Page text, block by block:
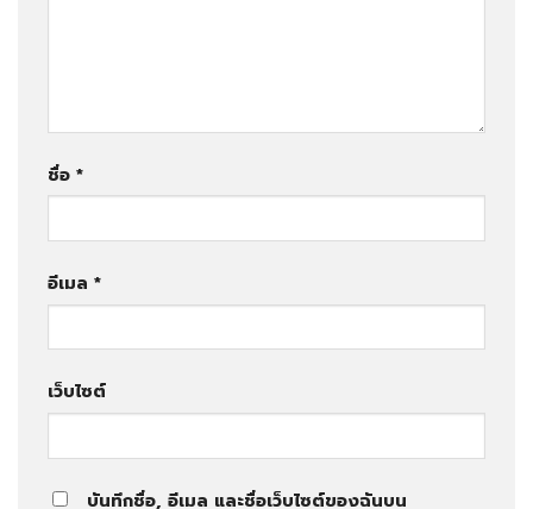
ชื่อ *
อีเมล *
เว็บไซต์
บันทึกชื่อ, อีเมล และชื่อเว็บไซต์ของฉันบน